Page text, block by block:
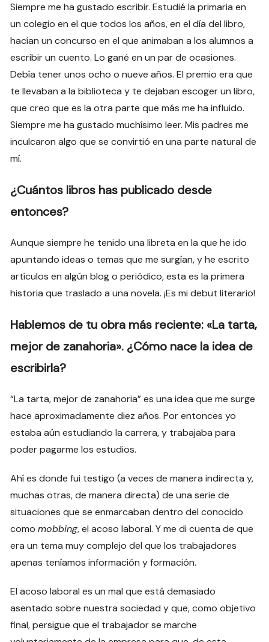
Siempre me ha gustado escribir. Estudié la primaria en
un colegio en el que todos los años, en el día del libro,
hacían un concurso en el que animaban a los alumnos a
escribir un cuento. Lo gané en un par de ocasiones.
Debía tener unos ocho o nueve años. El premio era que
te llevaban a la biblioteca y te dejaban escoger un libro,
que creo que es la otra parte que más me ha influido.
Siempre me ha gustado muchísimo leer. Mis padres me
inculcaron algo que se convirtió en una parte natural de
mí.
¿Cuántos libros has publicado desde
entonces?
Aunque siempre he tenido una libreta en la que he ido
apuntando ideas o temas que me surgían, y he escrito
artículos en algún blog o periódico, esta es la primera
historia que traslado a una novela. ¡Es mi debut literario!
Hablemos de tu obra más reciente: «La tarta,
mejor de zanahoria». ¿Cómo nace la idea de
escribirla?
“La tarta, mejor de zanahoria” es una idea que me surge
hace aproximadamente diez años. Por entonces yo
estaba aún estudiando la carrera, y trabajaba para
poder pagarme los estudios.
Ahí es donde fui testigo (a veces de manera indirecta y,
muchas otras, de manera directa) de una serie de
situaciones que se enmarcaban dentro del conocido
comomobbing, el acoso laboral. Y me di cuenta de que
era un tema muy complejo del que los trabajadores
apenas teníamos información y formación.
El acoso laboral es un mal que está demasiado
asentado sobre nuestra sociedad y que, como objetivo
final, persigue que el trabajador se marche